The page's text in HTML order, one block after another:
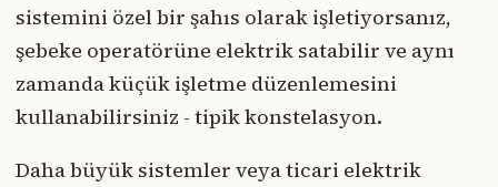
sistemini özel bir şahıs olarak işletiyorsanız,
şebeke operatörüne elektrik satabilir ve aynı
zamanda küçük işletme düzenlemesini
kullanabilirsiniz - tipik konstelasyon.
Daha büyük sistemler veya ticari elektrik